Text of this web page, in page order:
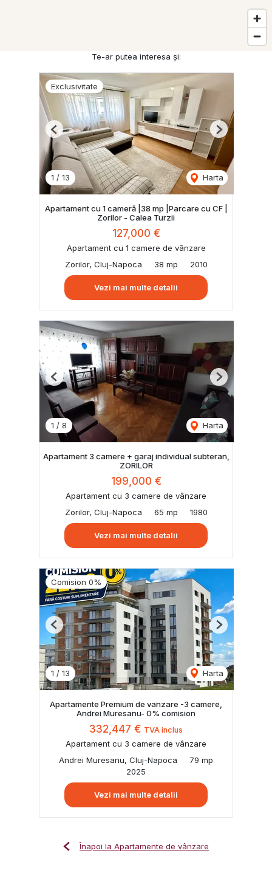
Te-ar putea interesa și:
Exclusivitate
1 / 13 Harta
Previous Next
Apartament cu 1 cameră |38 mp |Parcare cu CF |
Zorilor - Calea Turzii
127,000 €
Apartament cu 1 camere de vânzare
Zorilor, Cluj-Napoca
38 mp 2010
Vezi mai multe detalii
1 / 8 Harta
Previous Next
Apartament 3 camere + garaj individual subteran,
ZORILOR
199,000 €
Apartament cu 3 camere de vânzare
Zorilor, Cluj-Napoca
65 mp 1980
Vezi mai multe detalii
Comision 0%
1 / 13 Harta
Previous Next
Apartamente Premium de vanzare -3 camere,
Andrei Muresanu- 0% comision
332,447 € TVA inclus
Apartament cu 3 camere de vânzare
Andrei Muresanu, Cluj-Napoca
79 mp
2025
Vezi mai multe detalii
Înapoi la Apartamente de vânzare